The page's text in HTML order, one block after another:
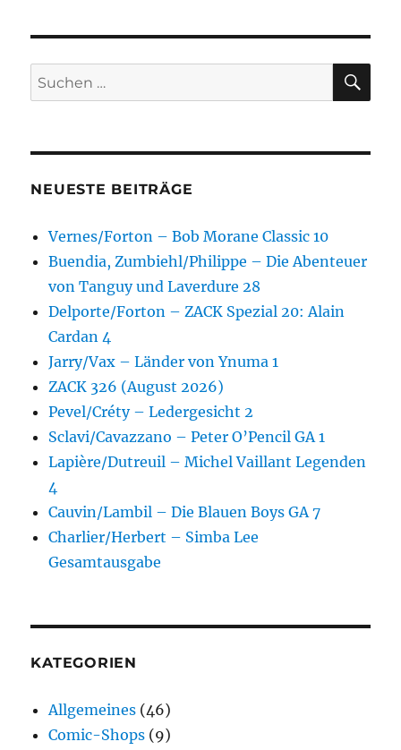
Suchen
nach:
NEUESTE BEITRÄGE
Vernes/Forton – Bob Morane Classic 10
Buendia, Zumbiehl/Philippe – Die Abenteuer
von Tanguy und Laverdure 28
Delporte/Forton – ZACK Spezial 20: Alain
Cardan 4
Jarry/Vax – Länder von Ynuma 1
ZACK 326 (August 2026)
Pevel/Créty – Ledergesicht 2
Sclavi/Cavazzano – Peter O’Pencil GA 1
Lapière/Dutreuil – Michel Vaillant Legenden
4
Cauvin/Lambil – Die Blauen Boys GA 7
Charlier/Herbert – Simba Lee
Gesamtausgabe
KATEGORIEN
Allgemeines (46)
Comic-Shops (9)